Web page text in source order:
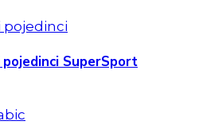
SuperSport